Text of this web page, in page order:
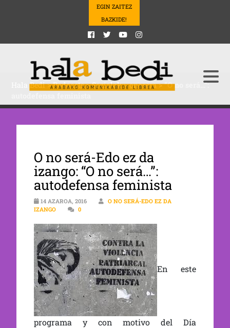
EGIN ZAITEZ
BAZKIDE!
Hala Bedi>Podcasts>Sozialak>onosera>“O no será…”:
O no será-Edo ez da
izango: “O no será…”:
autodefensa feminista
14 AZAROA, 2016
O NO SERÁ-EDO EZ DA
IZANGO
0
En este
programa y con motivo del Día